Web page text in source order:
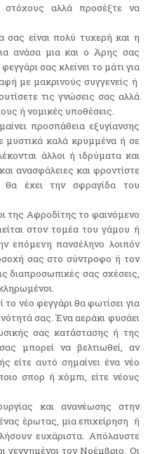
στόχους αλλά προσέξτε να
είναι πολύ τυχερή και η
ανάσα μια και ο Άρης σας
σας κλείνει το μάτι για
με μακρινούς συγγενείς ή
τις γνώσεις σας αλλά
ή νομικές υποθέσεις.
προσπάθεια εξυγίανσης
μυστικά καλά κρυμμένα ή σε
άλλοι ή ιδρύματα και
ανασφάλειες και φροντίστε
θα έχει την σφραγίδα του
της Αφροδίτης το φαινόμενο
στον τομέα του γάμου ή
επόμενη πανσέληνο λοιπόν
σας στο σύντροφο ή τον
διαπροσωπικές σας σχέσεις,
νέο φεγγάρι θα φωτίσει για
σας. Ένα αεράκι φυσάει
σας κατάστασης ή της
μπορεί να βελτιωθεί, αν
είτε αυτό σημαίνει ένα νέο
σπορ ή χόμπι, είτε νέους
και ανανέωσης στην
έρωτας, μια επιχείρηση ή
ευχάριστα. Απόλαυστε
γεννημένοι τον Νοέμβριο. Οι